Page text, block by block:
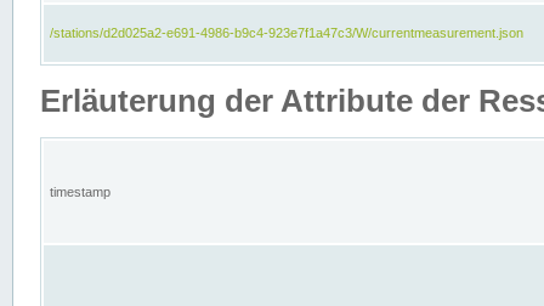
/stations/d2d025a2-e691-4986-b9c4-923e7f1a47c3/W/currentmeasurement.json
Erläuterung der Attribute der
timestamp